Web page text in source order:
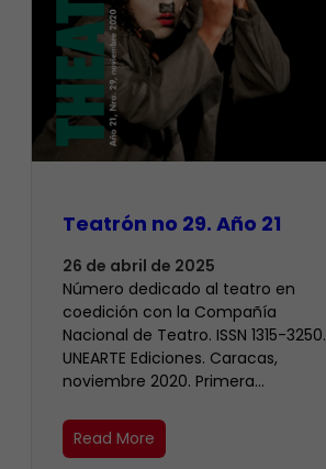
Teatrón no 29. Año 21
26 de abril de 2025
Número dedicado al teatro en
coedición con la Compañía
Nacional de Teatro. ISSN 1315-3250.
UNEARTE Ediciones. Caracas,
noviembre 2020. Primera…
Read More